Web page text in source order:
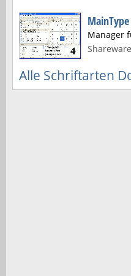
MainType
Manager
Alle Schriftarten